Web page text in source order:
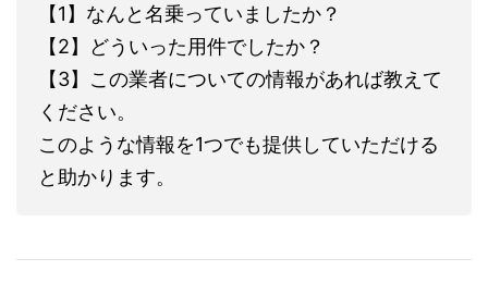
【1】なんと名乗っていましたか？
【2】どういった用件でしたか？
【3】この業者についての情報があれば教えて
ください。
このような情報を1つでも提供していただける
と助かります。